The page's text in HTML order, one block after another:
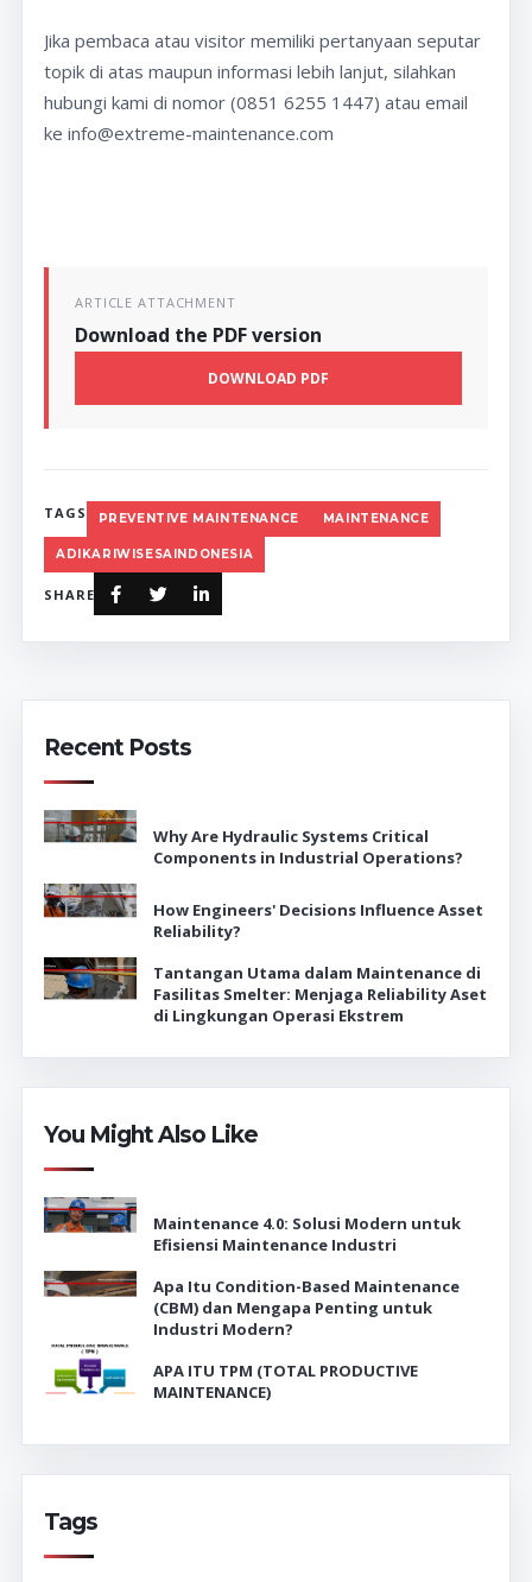
Jika pembaca atau visitor memiliki pertanyaan seputar
topik di atas maupun informasi lebih lanjut, silahkan
hubungi kami di nomor (0851 6255 1447) atau email
ke info@extreme-maintenance.com
ARTICLE ATTACHMENT
Download the PDF version
DOWNLOAD PDF
TAGS PREVENTIVE MAINTENANCE MAINTENANCE
ADIKARIWISESAINDONESIA
SHARE
Recent Posts
Why Are Hydraulic Systems Critical
Components in Industrial Operations?
How Engineers' Decisions Influence Asset
Reliability?
Tantangan Utama dalam Maintenance di
Fasilitas Smelter: Menjaga Reliability Aset
di Lingkungan Operasi Ekstrem
You Might Also Like
Maintenance 4.0: Solusi Modern untuk
Efisiensi Maintenance Industri
Apa Itu Condition-Based Maintenance
(CBM) dan Mengapa Penting untuk
Industri Modern?
APA ITU TPM (TOTAL PRODUCTIVE
MAINTENANCE)
Tags